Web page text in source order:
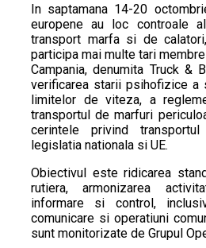
In saptamana 14-20
europene au loc controale
transport marfa si de
participa mai multe tari
Campania, denumita Truck &
verificarea starii psihofizice a
limitelor de viteza, a
transportul de marfuri
cerintele privind
legislatia nationala si UE.
Obiectivul este ridicarea
rutiera, armonizarea
informare si control,
comunicare si operatiuni
sunt monitorizate de Grupul